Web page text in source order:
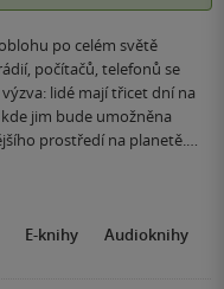
po celém světě
počítačů, telefonů se
lidé mají třicet dní na
jim bude umožněna
prostředí na planetě.…
E-knihy Audioknihy